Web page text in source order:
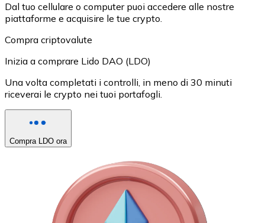
Dal tuo cellulare o computer puoi accedere alle nostre
piattaforme e acquisire le tue crypto.
Compra criptovalute
Inizia a comprare Lido DAO (LDO)
Una volta completati i controlli, in meno di 30 minuti
riceverai le crypto nei tuoi portafogli.
Compra LDO ora